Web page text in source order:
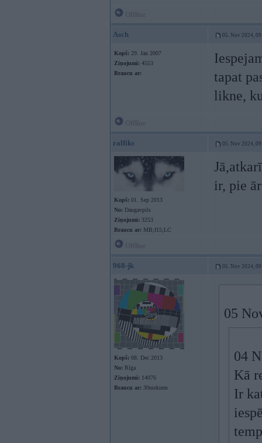
Asch 05. Nov 2024,
Kopš: 29. Jan 2007
Ziņojumi: 4553
Braucu ar:
tapat
likne,
ralfiks 05. Nov 2024,
Kopš: 01. Sep 2013
No: Daugavpils
Ziņojumi: 3253
Braucu ar: MB;f15;LC
ir, pie
968-jk 05. Nov 2024,
Kopš: 08. Dec 2013
No: Rīga
Ziņojumi: 14076
Braucu ar: 30niekiem
05
04
Kā
Ir